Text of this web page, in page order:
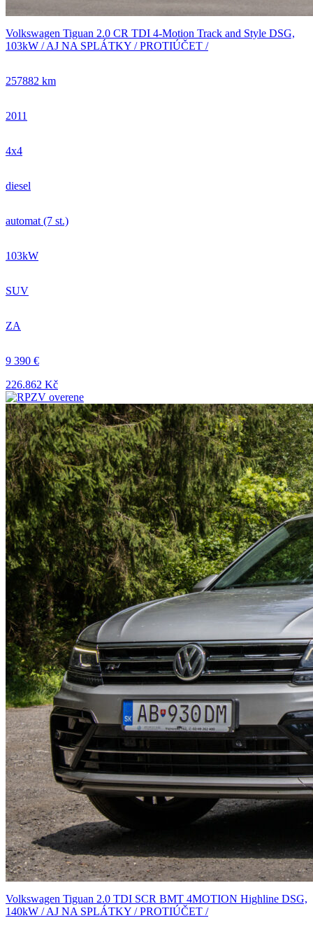
Volkswagen Tiguan 2.0 CR TDI 4-Motion Track and Style DSG,
103kW / AJ NA SPLÁTKY / PROTIÚČET /
257882 km
2011
4x4
diesel
automat (7 st.)
103kW
SUV
ZA
9 390 €
226.862 Kč
Volkswagen Tiguan 2.0 TDI SCR BMT 4MOTION Highline DSG,
140kW / AJ NA SPLÁTKY / PROTIÚČET /